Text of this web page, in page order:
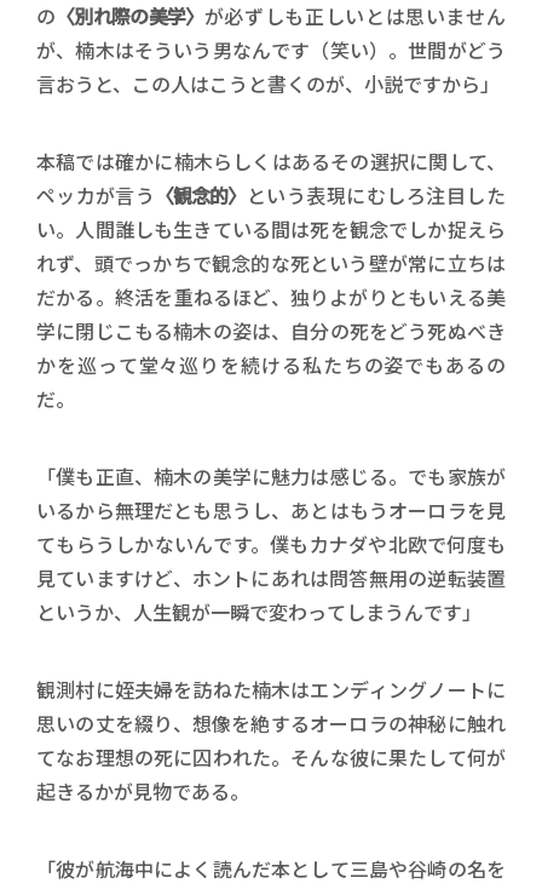
の 〈別れ際の美学〉 が必ずしも正しいとは思いません
が、楠木はそういう男なんです（笑い）。世間がどう
言おうと、この人はこうと書くのが、小説ですから」
本稿では確かに楠木らしくはあるその選択に関して、
ペッカが言う 〈観念的〉 という表現にむしろ注目した
い。人間誰しも生きている間は死を観念でしか捉えら
れず、頭でっかちで観念的な死という壁が常に立ちは
だかる。終活を重ねるほど、独りよがりともいえる美
学に閉じこもる楠木の姿は、自分の死をどう死ぬべき
かを巡って堂々巡りを続ける私たちの姿でもあるの
だ。
「僕も正直、楠木の美学に魅力は感じる。でも家族が
いるから無理だとも思うし、あとはもうオーロラを見
てもらうしかないんです。僕もカナダや北欧で何度も
見ていますけど、ホントにあれは問答無用の逆転装置
というか、人生観が一瞬で変わってしまうんです」
観測村に姪夫婦を訪ねた楠木はエンディングノートに
思いの丈を綴り、想像を絶するオーロラの神秘に触れ
てなお理想の死に囚われた。そんな彼に果たして何が
起きるかが見物である。
「彼が航海中によく読んだ本として三島や谷崎の名を